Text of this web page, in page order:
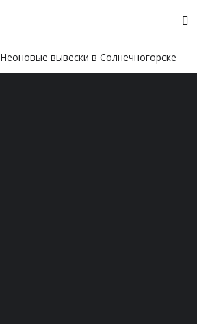
Неоновые вывески в Солнечногорске